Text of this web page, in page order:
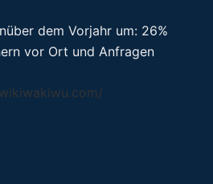
dem Vorjahr um: 26%
vor Ort und Anfragen